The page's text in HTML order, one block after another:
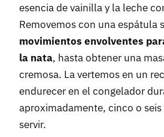
esencia de vainilla y la leche
Removemos con una espátula
movimientos envolventes
la nata, hasta obtener una
cremosa. La vertemos en un
endurecer en el congelador
aproximadamente, cinco o
servir.